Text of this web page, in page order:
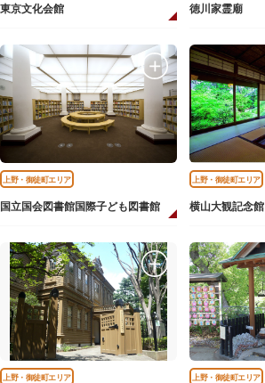
東京文化会館 徳川家霊廟
上野・御徒町エリア
国立国会図書館国際子ども図書館
上野・御徒町エリア
横山大観記念館
上野・御徒町エリア 上野・御徒町エリア